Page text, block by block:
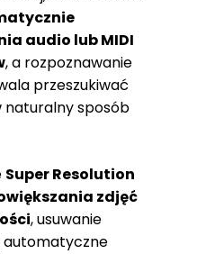
audio lub MIDI
, a rozpoznawanie
przeszukiwać
naturalny sposób
Super Resolution
zdjęć
, usuwanie